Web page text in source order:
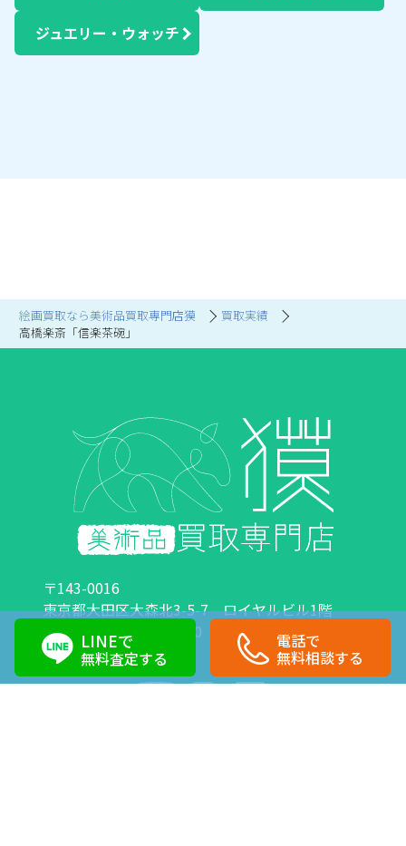
LINEで
無料査定する
電話で
無料相談する
絵画買取なら美術品買取専門店獏
買取実績
高橋楽斎「信楽茶碗」
ジュエリー・ウォッチ
〒143-0016
東京都大田区大森北3-5-7 ロイヤルビル1階
営業時間：10:00～18:00 定休日：日曜日・祝日
0120-89-0007 03-6423-1033